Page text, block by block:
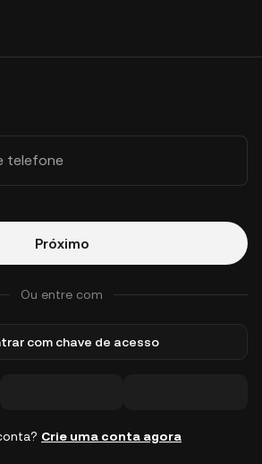
telefone
Próximo
Ou entre com
com chave de acesso
Crie uma conta agora